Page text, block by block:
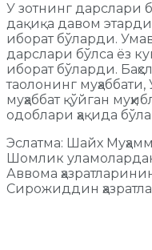
У зотнинг дарслари
дақиқа давом
иборат бўларди.
дарслари бўлса ёз
иборат бўларди.
таолонинг
муҳаббат қўйган
одоблари ҳақида
Эслатма: Шайх
Шомлик
Аввома
Сирожиддин